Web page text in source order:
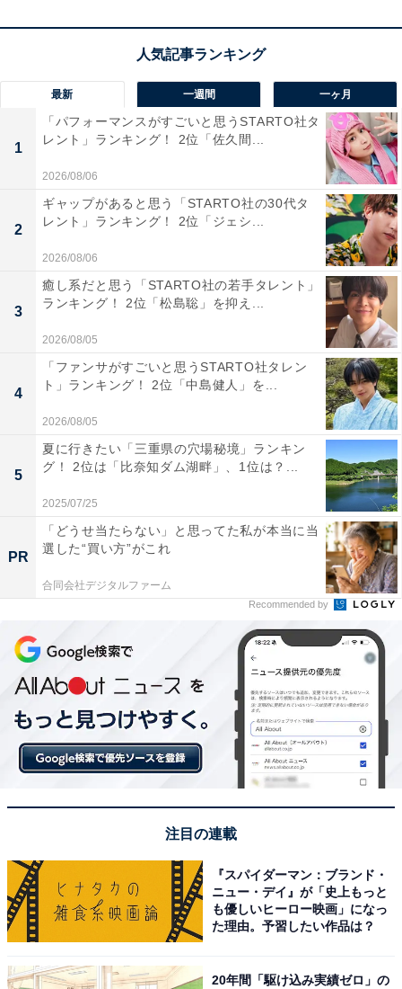
pic.twitter.com/7MhoHujysV
編11巻2/24発売!TVアニメ3期放送中!
(@youkosozitsu) November 20, 2023
1位にランクインしたのは、2024年1月3日からテレビア
ニメ第3期の放送がスタートした『ようこそ実力至上主
義の教室へ 3rd Season』です。
本作はシリーズ累計840万部を突破した同名ライトノベ
ルが原作。実力至上主義の超進学校を舞台に、Dクラス
の落ちこぼれ生徒たちがAクラスへの昇格を目指して奮
闘するストーリー。
2017年に第1期、2022年に第2期が放送されており、今
回で“1年生編”が完結します。
この記事の筆者：くま なかこ プロフィール
編集プロダクション出身のフリーランスエディター。編
集・執筆・校閲・SNS運用担当として月間50本以上のコ
ンテンツ制作に携わっています。得意なジャンルはライ
次ページ
20位までの全ランキング結果を見
最新 一週間 一ヶ月
1
「パフォーマンスがすごいと思うSTARTO社タ
レント」ランキング！ 2位「佐久間...
2026/08/06
2
ギャップがあると思う「STARTO社の30代タ
レント」ランキング！ 2位「ジェシ...
2026/08/06
3
癒し系だと思う「STARTO社の若手タレント」
ランキング！ 2位「松島聡」を抑え...
2026/08/05
4
「ファンサがすごいと思うSTARTO社タレン
ト」ランキング！ 2位「中島健人」を...
2026/08/05
5
夏に行きたい「三重県の穴場秘境」ランキン
グ！ 2位は「比奈知ダム湖畔」、1位は？...
2025/07/25
PR
「どうせ当たらない」と思ってた私が本当に当
選した“買い方”がこれ
合同会社デジタルファーム
Recommended by
注目の連載
『スパイダーマン：ブランド・
ニュー・デイ』が「史上もっと
も優しいヒーロー映画」になっ
た理由。予習したい作品は？
20年間「駆け込み実績ゼロ」の